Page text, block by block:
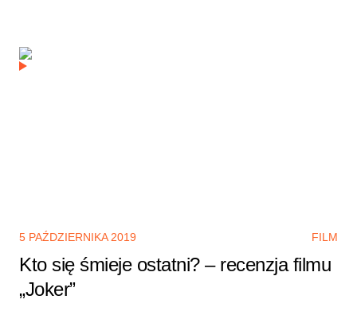
5 PAŹDZIERNIKA 2019 FILM
Kto się śmieje ostatni? – recenzja filmu
„Joker”